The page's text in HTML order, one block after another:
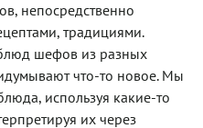
непосредственно
традициями.
блюд шефов из разных
что-то новое. Мы
используя какие-то
их через